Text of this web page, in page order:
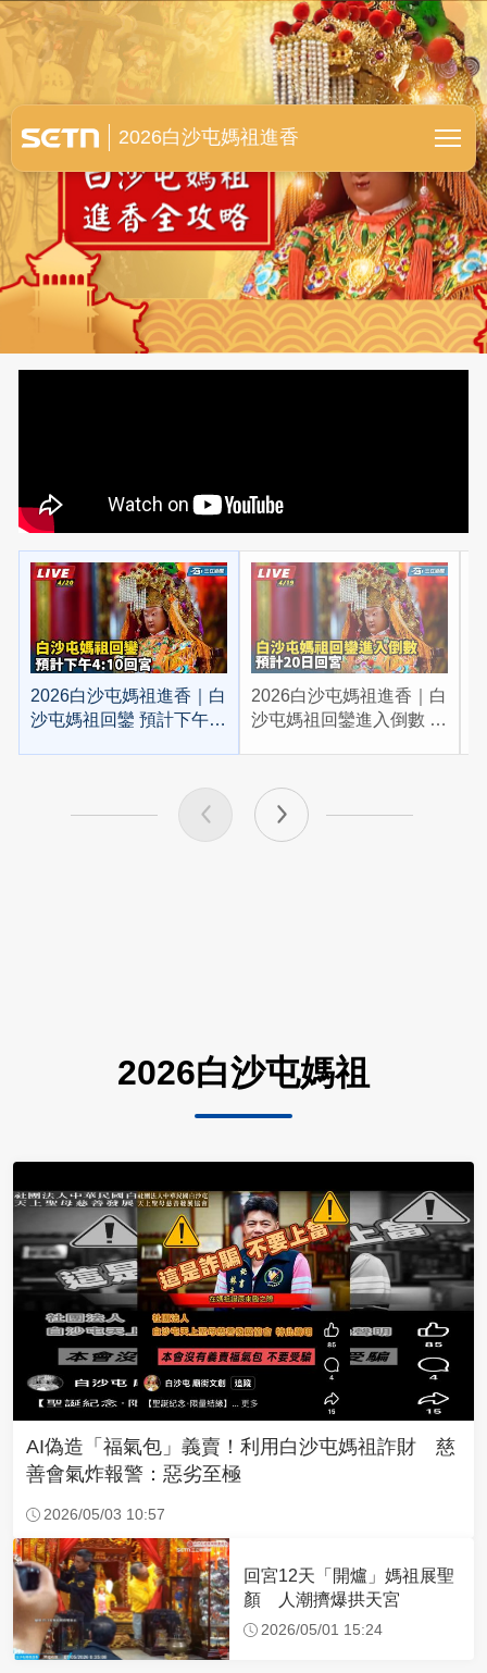
白沙屯媽祖進香全紀錄
2026白沙屯媽祖進香
2026白沙屯媽祖進香｜白
沙屯媽祖回鑾 預計下午
2026白沙屯媽祖進香｜白
沙屯媽祖回鑾進入倒數 預
2026白沙屯媽祖
AI偽造「福氣包」義賣！利用白沙屯媽祖詐財 慈
善會氣炸報警：惡劣至極
2026/05/03 10:57
回宮12天「開爐」媽祖展聖
顏 人潮擠爆拱天宮
2026/05/01 15:24